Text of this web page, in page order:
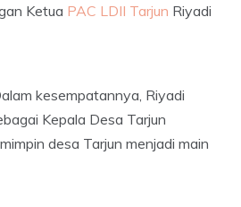
Ketua PAC LDII Tarjun Riyadi
kesempatannya, Riyadi
Kepala Desa Tarjun
desa Tarjun menjadi main